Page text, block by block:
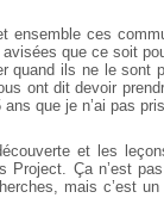
ensemble ces
que ce soit
ils ne le sont
ont dit devoir
que je n’ai pas
et les
Project. Ça n’est
mais c’est un